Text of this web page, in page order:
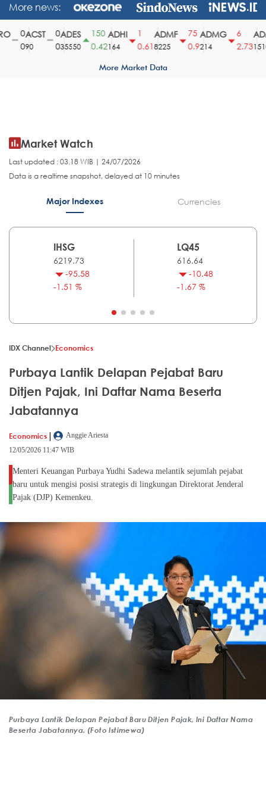
More news:
ACST
90
ADES
35550
150
0.42
ADHI
164
0.61
ADMF
8225
75
0.9
ADMG
214
2.731510
More Market Data
Market Watch
Last updated : 03.18 WIB | 24/07/2026
Data is a realtime snapshot, delayed at 10 minutes
Major Indexes Currencies
IHSG
6219.73
-95.58
-1.51 %
LQ45
616.64
-10.48
-1.67 %
IDX Channel Economics
Purbaya Lantik Delapan Pejabat Baru
Ditjen Pajak, Ini Daftar Nama Beserta
Jabatannya
Economics |
Anggie Ariesta
12/05/2026 11:47 WIB
Menteri Keuangan Purbaya Yudhi Sadewa melantik sejumlah pejabat
baru untuk mengisi posisi strategis di lingkungan Direktorat Jenderal
Pajak (DJP) Kemenkeu.
Purbaya Lantik Delapan Pejabat Baru Ditjen Pajak, Ini Daftar Nama
Beserta Jabatannya. (Foto Istimewa)